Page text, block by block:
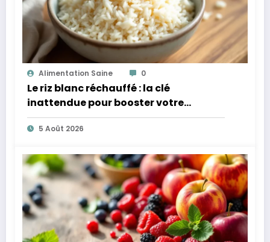
Alimentation Saine 0
Le riz blanc réchauffé : la clé
inattendue pour booster votre
microbiote
5 Août 2026